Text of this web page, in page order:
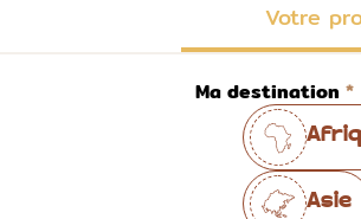
Votre
Ma destination
Asie